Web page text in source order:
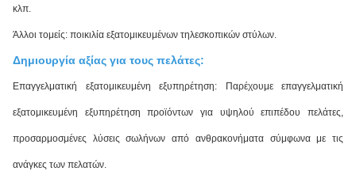
κλπ.
Άλλοι τομείς: ποικιλία εξατομικευμένων τηλεσκοπικών στύλων.
Δημιουργία αξίας για τους πελάτες:
Επαγγελματική εξατομικευμένη εξυπηρέτηση: Παρέχουμε επαγγελματική
εξατομικευμένη εξυπηρέτηση προϊόντων για υψηλού επιπέδου πελάτες,
προσαρμοσμένες λύσεις σωλήνων από ανθρακονήματα σύμφωνα με τις
ανάγκες των πελατών.